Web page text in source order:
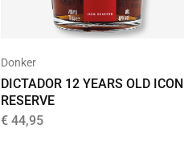
Donker
DICTADOR 12 YEARS OLD ICON
RESERVE
€ 44,95